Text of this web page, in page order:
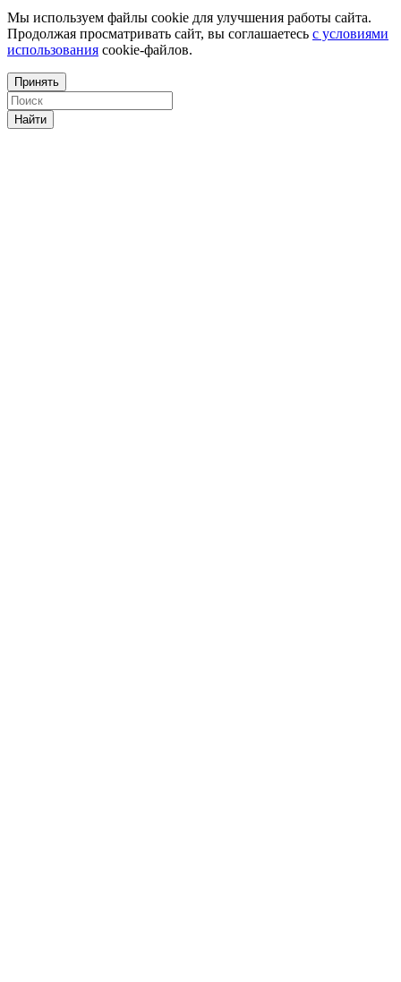
Мы используем файлы cookie для улучшения работы сайта.
Продолжая просматривать сайт, вы соглашаетесь с условиями
использования cookie-файлов.
Принять
Найти